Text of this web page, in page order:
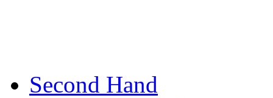
Second Hand